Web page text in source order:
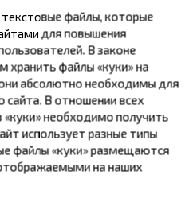
файлы, которые
для повышения
В законе
файлы «куки» на
абсолютно необходимы для
сайта. В отношении всех
необходимо получить
использует разные типы
файлы «куки» размещаются
на наших